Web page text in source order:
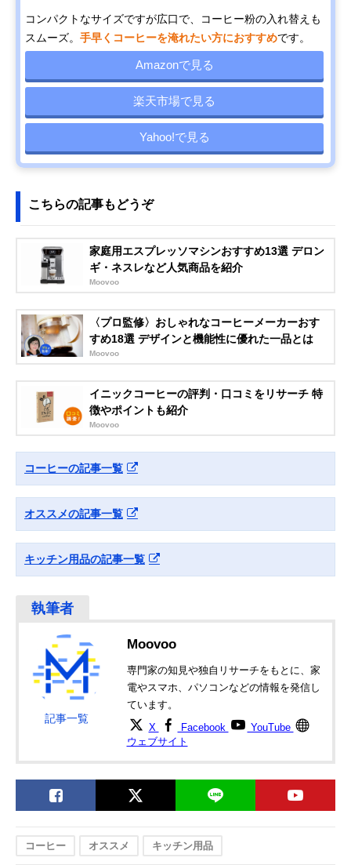
コンパクトなサイズですが広口で、コーヒー粉の入れ替えも
スムーズ。 手早くコーヒーを淹れたい方におすすめです。
Amazonで見る
楽天市場で見る
Yahoo!で見る
こちらの記事もどうぞ
家庭用エスプレッソマシンおすすめ13選 デロン
ギ・ネスレなど人気商品を紹介
Moovoo
〈プロ監修〉おしゃれなコーヒーメーカーおす
すめ18選 デザインと機能性に優れた一品とは
Moovoo
イニックコーヒーの評判・口コミをリサーチ 特
徴やポイントも紹介
Moovoo
コーヒーの記事一覧
オススメの記事一覧
キッチン用品の記事一覧
記事一覧
Moovoo
専門家の知見や独自リサーチをもとに、家
電やスマホ、パソコンなどの情報を発信し
ています。
X Facebook
YouTube
ウェブサイト
コーヒー オススメ キッチン用品